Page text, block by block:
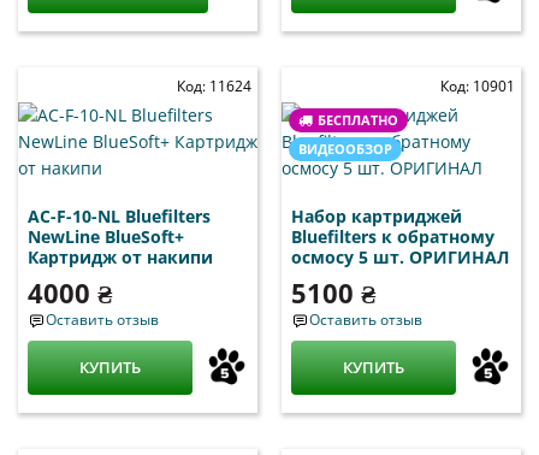
Код: 11624
AC-F-10-NL Bluefilters
NewLine BlueSoft+
Картридж от накипи
4000 ₴
Оставить отзыв
КУПИТЬ
Код: 10901
Набор картриджей
Bluefilters к обратному
осмосу 5 шт. ОРИГИНАЛ
5100 ₴
Оставить отзыв
КУПИТЬ
БЕСПЛАТНО
ВИДЕООБЗОР